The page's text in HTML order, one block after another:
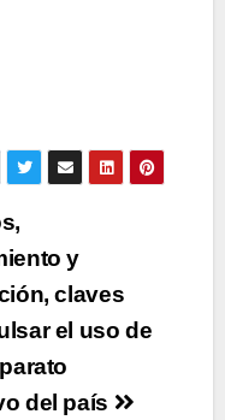
y
claves
el uso de
del país